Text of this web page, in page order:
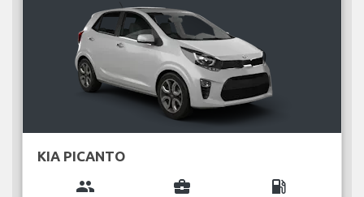
KIA PICANTO
group business_center local_gas_station